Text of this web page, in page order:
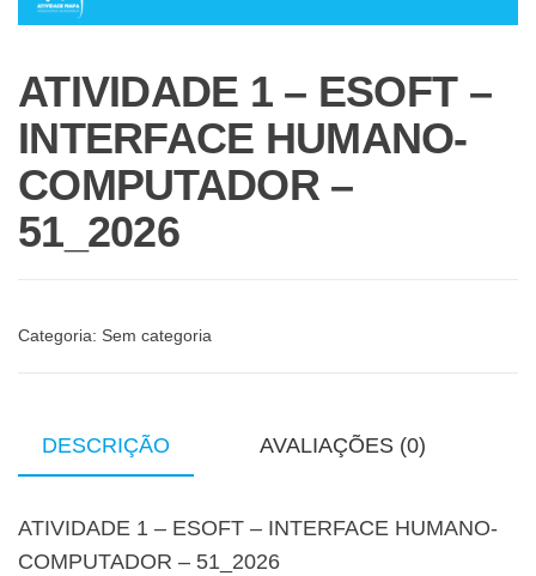
ATIVIDADE 1 – ESOFT –
INTERFACE HUMANO-
COMPUTADOR –
51_2026
Categoria: Sem categoria
DESCRIÇÃO AVALIAÇÕES (0)
ATIVIDADE 1 – ESOFT – INTERFACE HUMANO-
COMPUTADOR – 51_2026